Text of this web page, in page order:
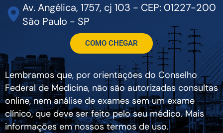
Av. Angélica, 1757, cj 103 - CEP: 01227-200
São Paulo - SP
COMO CHEGAR
Lembramos que, por orientações do Conselho
Federal de Medicina, não são autorizadas consultas
online, nem análise de exames sem um exame
clínico, que deve ser feito pelo seu médico. Mais
informações em nossos termos de uso.